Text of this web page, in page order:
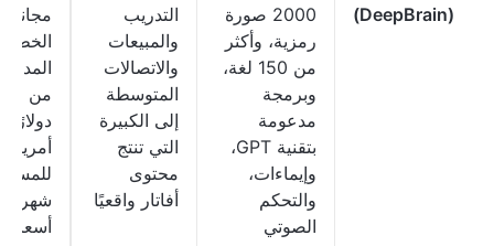
(DeepBrain)
2000 صورة
رمزية، وأكثر
من 150 لغة،
وبرمجة
مدعومة
بتقنية GPT،
وإيماءات،
والتحكم
الصوتي
التدريب
والمبيعات
والاتصالات
المتوسطة
إلى الكبيرة
التي تنتج
محتوى
أفاتار واقعيًا
الخطط
دولارًا
أمريكيًا
شهريًا؛
أسعار